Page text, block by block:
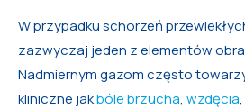
W przypadku schorzeń
zazwyczaj jeden z elementów
Nadmiernym gazom często
kliniczne jakbóle brzucha, wzdęcia